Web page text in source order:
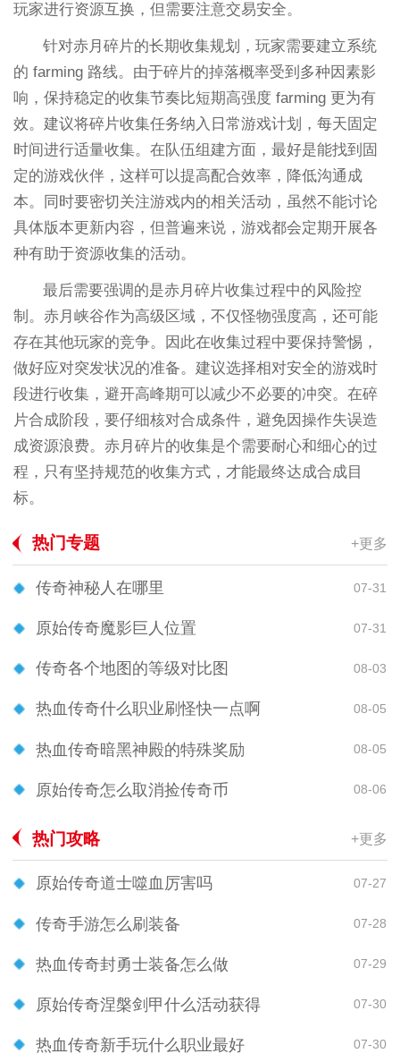
玩家进行资源互换，但需要注意交易安全。
针对赤月碎片的长期收集规划，玩家需要建立系统
的 farming 路线。由于碎片的掉落概率受到多种因素影
响，保持稳定的收集节奏比短期高强度 farming 更为有
效。建议将碎片收集任务纳入日常游戏计划，每天固定
时间进行适量收集。在队伍组建方面，最好是能找到固
定的游戏伙伴，这样可以提高配合效率，降低沟通成
本。同时要密切关注游戏内的相关活动，虽然不能讨论
具体版本更新内容，但普遍来说，游戏都会定期开展各
种有助于资源收集的活动。
最后需要强调的是赤月碎片收集过程中的风险控
制。赤月峡谷作为高级区域，不仅怪物强度高，还可能
存在其他玩家的竞争。因此在收集过程中要保持警惕，
做好应对突发状况的准备。建议选择相对安全的游戏时
段进行收集，避开高峰期可以减少不必要的冲突。在碎
片合成阶段，要仔细核对合成条件，避免因操作失误造
成资源浪费。赤月碎片的收集是个需要耐心和细心的过
程，只有坚持规范的收集方式，才能最终达成合成目
标。
热门专题 +更多
传奇神秘人在哪里 07-31
原始传奇魔影巨人位置 07-31
传奇各个地图的等级对比图 08-03
热血传奇什么职业刷怪快一点啊 08-05
热血传奇暗黑神殿的特殊奖励 08-05
原始传奇怎么取消捡传奇币 08-06
热门攻略 +更多
原始传奇道士噬血厉害吗 07-27
传奇手游怎么刷装备 07-28
热血传奇封勇士装备怎么做 07-29
原始传奇涅槃剑甲什么活动获得 07-30
热血传奇新手玩什么职业最好 07-30